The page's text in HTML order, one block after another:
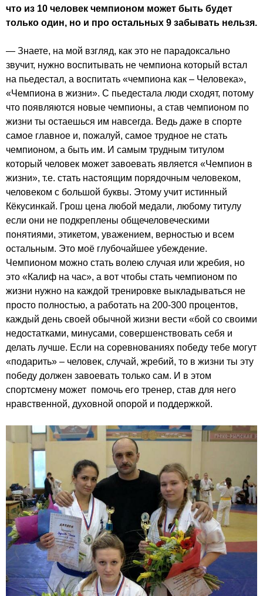
что из 10 человек чемпионом может быть будет
только один, но и про остальных 9 забывать нельзя.
— Знаете, на мой взгляд, как это не парадоксально
звучит, нужно воспитывать не чемпиона который встал
на пьедестал, а воспитать «чемпиона как – Человека»,
«Чемпиона в жизни». С пьедестала люди сходят, потому
что появляются новые чемпионы, а став чемпионом по
жизни ты остаешься им навсегда. Ведь даже в спорте
самое главное и, пожалуй, самое трудное не стать
чемпионом, а быть им. И самым трудным титулом
который человек может завоевать является «Чемпион в
жизни», т.е. стать настоящим порядочным человеком,
человеком с большой буквы. Этому учит истинный
Кёкусинкай. Грош цена любой медали, любому титулу
если они не подкреплены общечеловеческими
понятиями, этикетом, уважением, верностью и всем
остальным. Это моё глубочайшее убеждение.
Чемпионом можно стать волею случая или жребия, но
это «Калиф на час», а вот чтобы стать чемпионом по
жизни нужно на каждой тренировке выкладываться не
просто полностью, а работать на 200-300 процентов,
каждый день своей обычной жизни вести «бой со своими
недостатками, минусами, совершенствовать себя и
делать лучше. Если на соревнованиях победу тебе могут
«подарить» – человек, случай, жребий, то в жизни ты эту
победу должен завоевать только сам. И в этом
спортсмену может помочь его тренер, став для него
нравственной, духовной опорой и поддержкой.